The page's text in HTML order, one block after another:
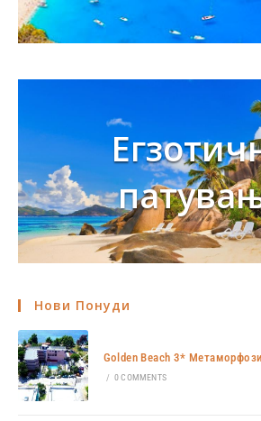
Нови Понуди
Golden Beach 3*
/ 0 COMMENTS